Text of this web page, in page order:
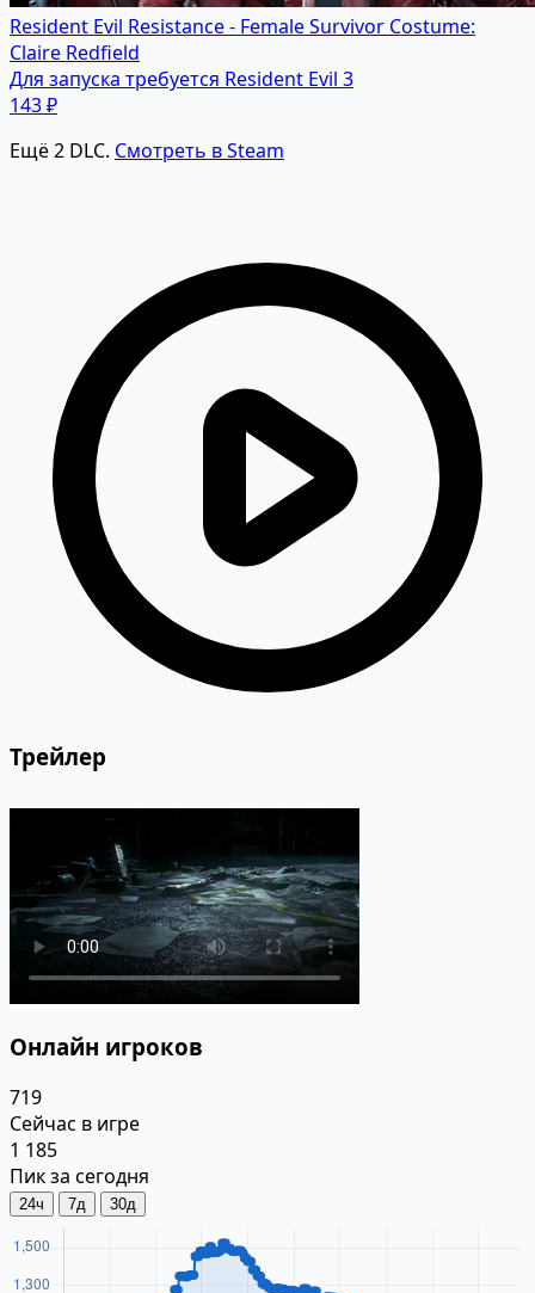
Resident Evil Resistance - Female Survivor Costume:
Claire Redfield
Для запуска требуется Resident Evil 3
143 ₽
Ещё 2 DLC. Смотреть в Steam
Трейлер
Онлайн игроков
719
Сейчас в игре
1 185
Пик за сегодня
24ч 7д 30д